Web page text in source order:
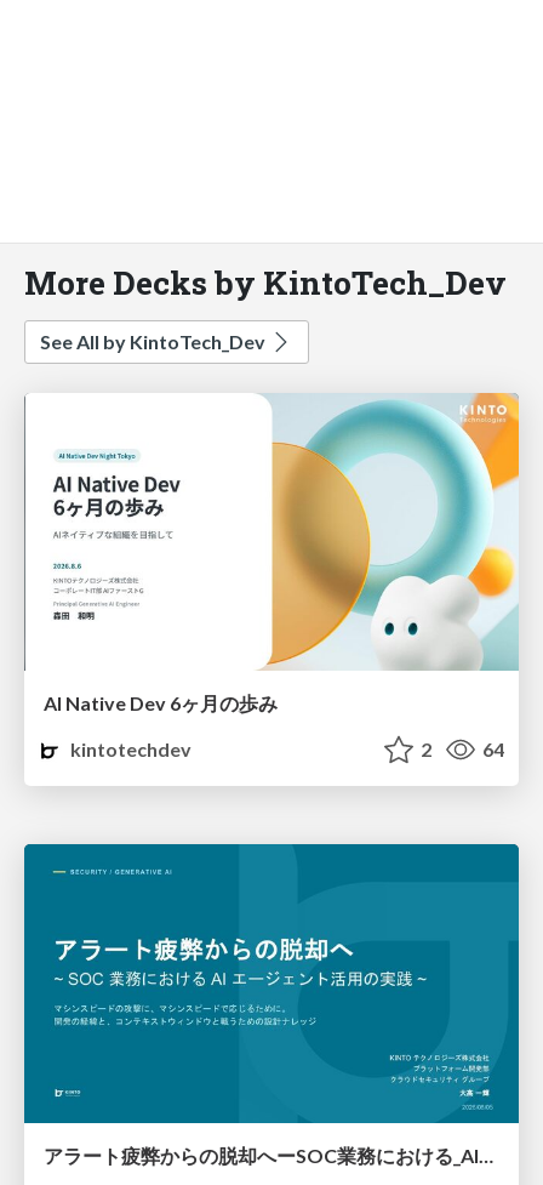
More Decks by KintoTech_Dev
See All by KintoTech_Dev
AI Native Dev 6ヶ月の歩み
kintotechdev
2 64